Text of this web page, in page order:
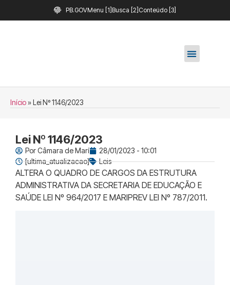
PB.GOVMenu [1] Busca [2] Conteúdo [3]
Início» Lei Nº 1146/2023
Lei Nº 1146/2023
PorCâmara de Marí
28/01/2023 - 10:01
[ultima_atualizacao]
Leis
ALTERA O QUADRO DE CARGOS DA ESTRUTURA
ADMINISTRATIVA DA SECRETARIA DE EDUCAÇÃO E
SAÚDE LEI Nº 964/2017 E MARIPREV LEI Nº 787/2011.